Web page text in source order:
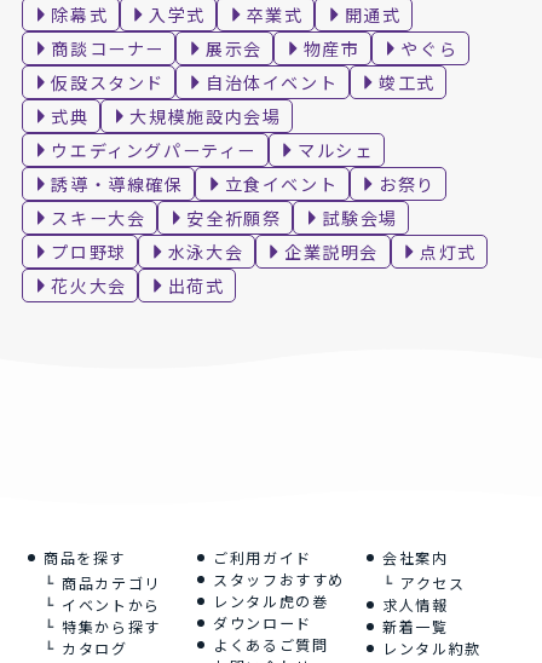
除幕式
入学式 卒業式
開通式
商談コーナー
展示会 物産市
やぐら
仮設スタンド
自治体イベント
竣工式
式典
大規模施設内会場
ウエディングパーティー
マルシェ
誘導・導線確保
立食イベント
お祭り
スキー大会
安全祈願祭
試験会場
プロ野球
水泳大会 企業説明会
点灯式
花火大会
出荷式
商品を探す
商品カテゴリ
イベントから
特集から探す
カタログ
ご利用ガイド
スタッフおすすめ
レンタル虎の巻
ダウンロード
よくあるご質問
会社案内
アクセス
求人情報
新着一覧
レンタル約款